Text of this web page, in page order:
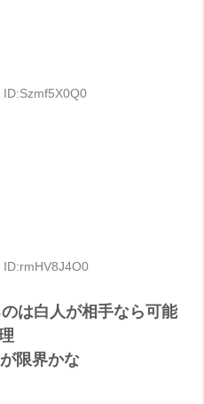
は白人が相手なら可能
限界かな